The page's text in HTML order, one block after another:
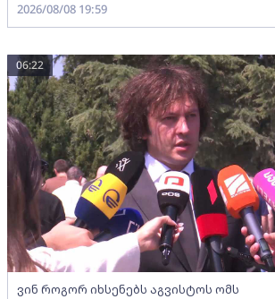
2026/08/08 19:59
ვინ როგორ იხსენებს აგვისტოს ომს
06:22